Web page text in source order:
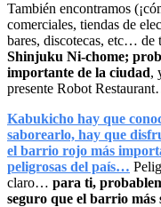
También encontramos
comerciales, tiendas de
bares, discotecas, etc… de
Shinjuku Ni-chome;
importante de la ciudad,
presente Robot
Kabukicho hay que
saborearlo, hay que
el barrio rojo más
peligrosas del país…
claro… para ti,
seguro que el barrio más